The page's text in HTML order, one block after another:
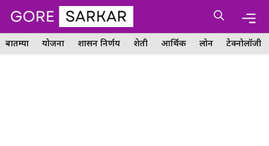
Skip
content
बातम्या योजना शासन निर्णय शेती आर्थिक लोन टेक्नोलॉजी